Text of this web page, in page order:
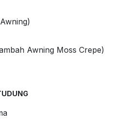
Awning Moss Crepe)